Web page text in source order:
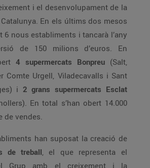
els últims dos mesos
nous establiments i tancarà l’any
de 150 milions d’euros. En
4 supermercats Bonpreu (Salt,
i
2 grans supermercats Esclat
En total s’han obert 14.000
de vendes.
Els 6 nous establiments han suposat la creació de
de treball, el que representa el
Grup amb el creixement i la